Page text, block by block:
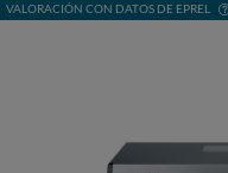
VALORACIÓN CON DATOS DE EPREL